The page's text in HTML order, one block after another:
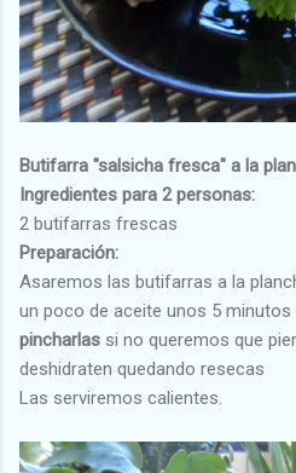
Butifarra "salsicha fresca" a la
Ingredientes para 2 personas:
2 butifarras frescas
Preparación:
Asaremos las butifarras a la
un poco de aceite unos 5 minutos
pincharlas si no queremos que
deshidraten quedando resecas
Las serviremos calientes.